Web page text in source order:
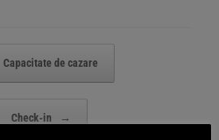
Capacitate de cazare
Check-in →